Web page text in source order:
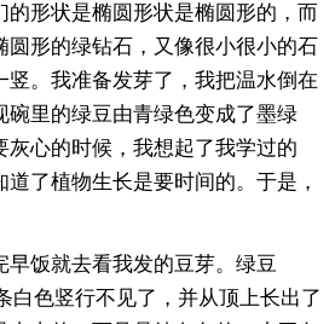
的形状是椭圆形状是椭圆形的，而
圆形的绿钻石，又像很小很小的石
竖。我准备发芽了，我把温水倒在
碗里的绿豆由青绿色变成了墨绿
灰心的时候，我想起了我学过的
道了植物生长是要时间的。于是，
饭就去看我发的豆芽。绿豆
白色竖行不见了，并从顶上长出了